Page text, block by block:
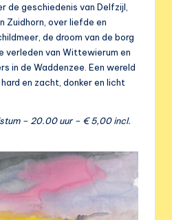
de geschiedenis van Delfzijl,
over liefde en
de droom van de borg
verleden van Wittewierum en
in de Waddenzee. Een wereld
en zacht, donker en licht
– 20.00 uur – € 5,00 incl.